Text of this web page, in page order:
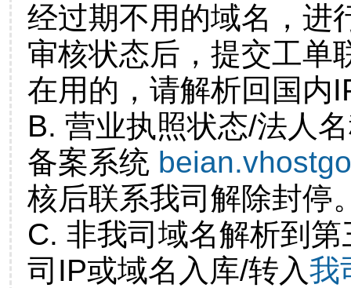
经过期不用的域名，进
审核状态后，提交工单
在用的，请解析回国内
B. 营业执照状态/法人
备案系统
核后联系我司解除封停
C. 非我司域名解析到
司IP或域名入库/转入我